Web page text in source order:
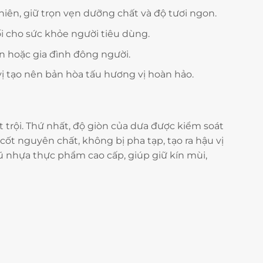
giữ trọn vẹn dưỡng chất và độ tươi ngon.
cho sức khỏe người tiêu dùng.
hoặc gia đình đông người.
nên bản hòa tấu hương vị hoàn hảo.
Thứ nhất, độ giòn của dưa được kiểm soát
nguyên chất, không bị pha tạp, tạo ra hậu vị
thực phẩm cao cấp, giúp giữ kín mùi,